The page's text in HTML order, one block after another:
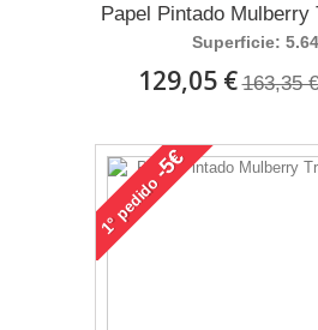
Papel Pintado Mulberry
Superficie:
129,05 € 163,35 €
1°
pedido
-5€